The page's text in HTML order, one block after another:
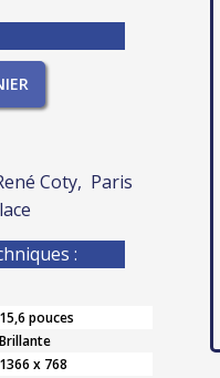
Coty, Paris
:
15,6 pouces
Brillante
1366 x 768